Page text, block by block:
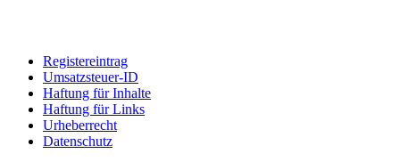
Registereintrag
Umsatzsteuer-ID
Haftung für Inhalte
Haftung für Links
Urheberrecht
Datenschutz